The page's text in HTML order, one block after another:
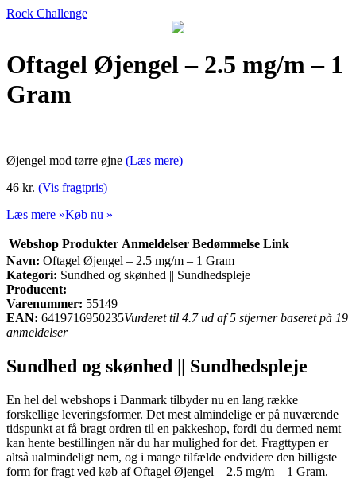
Rock Challenge
Oftagel Øjengel – 2.5 mg/m – 1
Gram
Øjengel mod tørre øjne (Læs mere)
46 kr. (Vis fragtpris)
Læs mere »Køb nu »
Webshop Produkter Anmeldelser Bedømmelse Link
Navn: Oftagel Øjengel – 2.5 mg/m – 1 Gram
Kategori: Sundhed og skønhed || Sundhedspleje
Producent:
Varenummer: 55149
EAN: 6419716950235Vurderet til 4.7 ud af 5 stjerner baseret på 19
anmeldelser
Sundhed og skønhed || Sundhedspleje
En hel del webshops i Danmark tilbyder nu en lang række
forskellige leveringsformer. Det mest almindelige er på nuværende
tidspunkt at få bragt ordren til en pakkeshop, fordi du dermed nemt
kan hente bestillingen når du har mulighed for det. Fragttypen er
altså ualmindeligt nem, og i mange tilfælde endvidere den billigste
form for fragt ved køb af Oftagel Øjengel – 2.5 mg/m – 1 Gram.